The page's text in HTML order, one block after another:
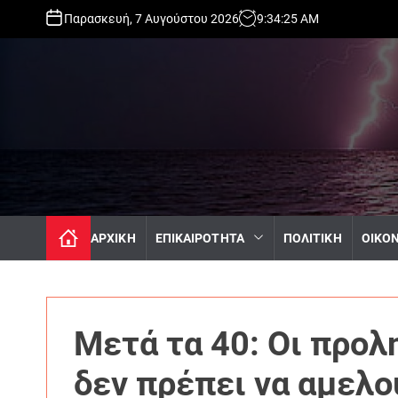
Παρασκευή, 7 Αυγούστου 2026 9:34:27AM
ΑΡΧΙΚΗ ΕΠΙΚΑΙΡΟΤΗΤΑ ΠΟΛΙΤΙΚΗ
Μετά τα 40: Οι
δεν πρέπει να